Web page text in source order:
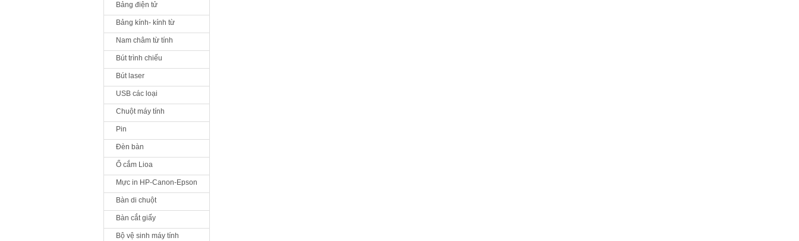
Bảng điện tử
Bảng kính- kính từ
Nam châm từ tính
Bút trình chiếu
Bút laser
USB các loại
Chuột máy tính
Pin
Đèn bàn
Ổ cắm Lioa
Mực in HP-Canon-Epson
Bàn di chuột
Bàn cắt giấy
Bộ vệ sinh máy tính